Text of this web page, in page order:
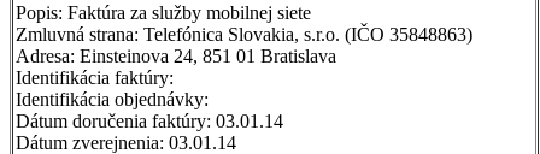
Popis: Faktúra za služby mobilnej siete
Zmluvná strana: Telefónica Slovakia, s.r.o. (IČO 35848863)
Adresa: Einsteinova 24, 851 01 Bratislava
Identifikácia faktúry:
Identifikácia objednávky:
Dátum doručenia faktúry: 03.01.14
Dátum zverejnenia: 03.01.14